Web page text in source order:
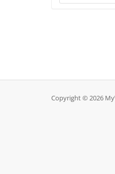
Copyright © 2026